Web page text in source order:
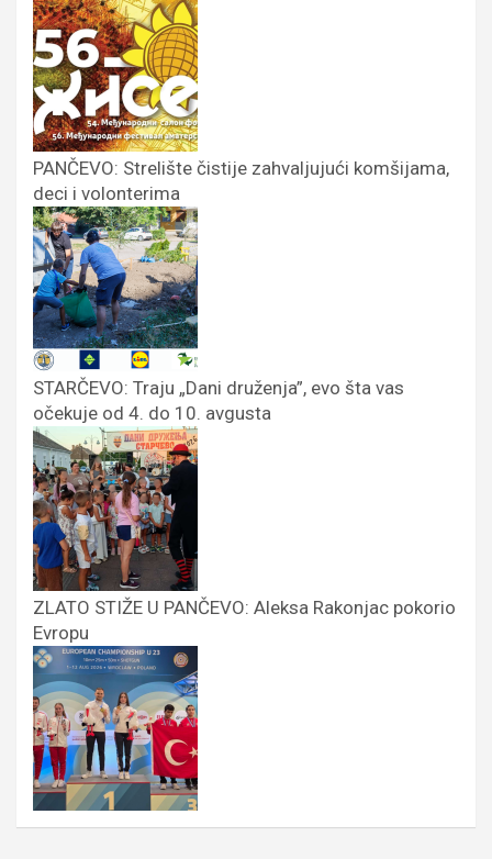
PANČEVO: Strelište čistije zahvaljujući komšijama,
deci i volonterima
STARČEVO: Traju „Dani druženja”, evo šta vas
očekuje od 4. do 10. avgusta
ZLATO STIŽE U PANČEVO: Aleksa Rakonjac pokorio
Evropu